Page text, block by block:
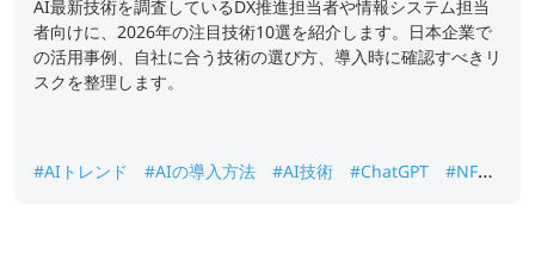
AI最新技術を調査しているDX推進担当者や情報システム担当
者向けに、2026年の注目技術10選を紹介します。日本企業で
の活用事例、自社に合う技術の選び方、導入時に確認すべきリ
スクを整理します。
#AIトレンド #AIの導入方法 #AI技術 #ChatGPT
#NFT